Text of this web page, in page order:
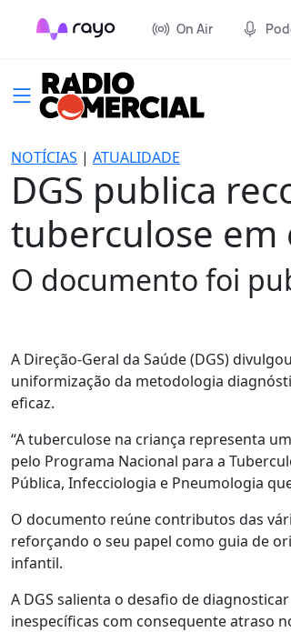
On Air
NOTÍCIAS | ATUALIDADE
DGS publica
tuberculose em
O documento foi
A Direção-Geral da Saúde (DGS)
uniformização da metodologia
eficaz.
“A tuberculose na criança representa
pelo Programa Nacional para a
Pública, Infecciologia e Pneumologia
O documento reúne contributos das
reforçando o seu papel como guia de
infantil.
A DGS salienta o desafio de
inespecíficas com consequente atraso